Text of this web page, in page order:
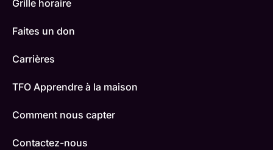
Grille horaire
Faites un don
Carrières
TFO Apprendre à la maison
Comment nous capter
Contactez-nous